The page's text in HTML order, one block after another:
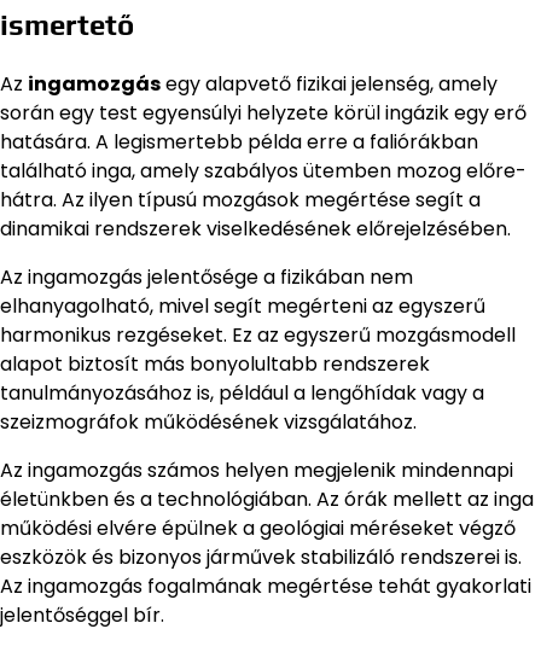
ismertető
Az ingamozgásegy alapvető fizikai jelenség, amely
során egy test egyensúlyi helyzete körül ingázik egy erő
hatására. A legismertebb példa erre a faliórákban
található inga, amely szabályos ütemben mozog előre-
hátra. Az ilyen típusú mozgások megértése segít a
dinamikai rendszerek viselkedésének előrejelzésében.
Az ingamozgás jelentősége a fizikában nem
elhanyagolható, mivel segít megérteni az egyszerű
harmonikus rezgéseket. Ez az egyszerű mozgásmodell
alapot biztosít más bonyolultabb rendszerek
tanulmányozásához is, például a lengőhídak vagy a
szeizmográfok működésének vizsgálatához.
Az ingamozgás számos helyen megjelenik mindennapi
életünkben és a technológiában. Az órák mellett az inga
működési elvére épülnek a geológiai méréseket végző
eszközök és bizonyos járművek stabilizáló rendszerei is.
Az ingamozgás fogalmának megértése tehát gyakorlati
jelentőséggel bír.